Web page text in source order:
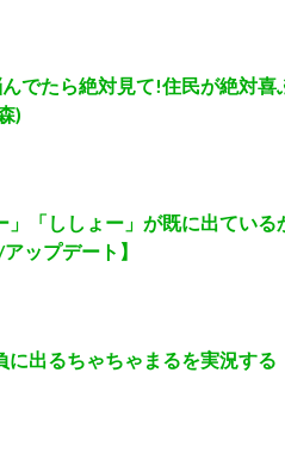
でたら絶対見て!住民が絶対喜
)
」「ししょー」が既に出ている
ップデート】
に出るちゃちゃまるを実況する